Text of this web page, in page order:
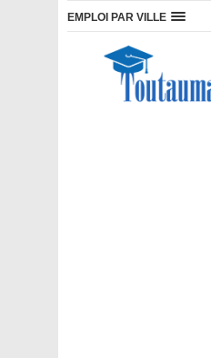
EMPLOI PAR VILLE